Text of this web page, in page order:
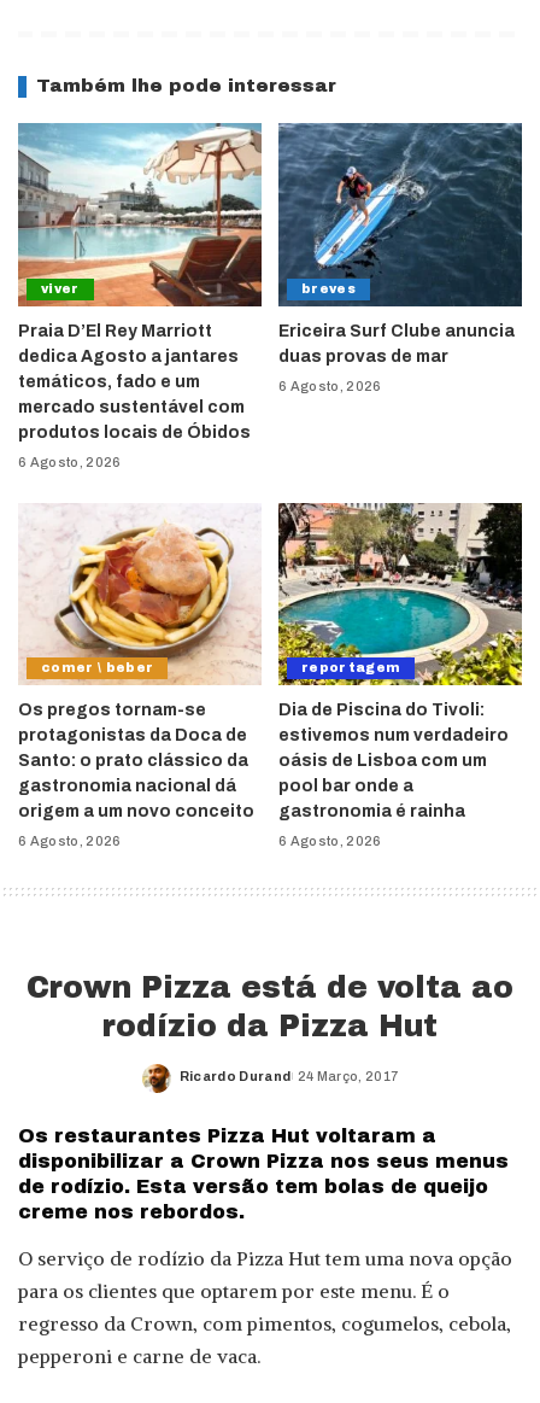
Também lhe pode interessar
viver
Praia D’El Rey Marriott
dedica Agosto a jantares
temáticos, fado e um
mercado sustentável com
produtos locais de Óbidos
6 Agosto, 2026
breves
Ericeira Surf Clube anuncia
duas provas de mar
6 Agosto, 2026
comer \ beber
Os pregos tornam-se
protagonistas da Doca de
Santo: o prato clássico da
gastronomia nacional dá
origem a um novo conceito
6 Agosto, 2026
reportagem
Dia de Piscina do Tivoli:
estivemos num verdadeiro
oásis de Lisboa com um
pool bar onde a
gastronomia é rainha
6 Agosto, 2026
Crown Pizza está de volta ao
rodízio da Pizza Hut
Posted
Ricardo Durand 24 Março, 2017
Os restaurantes Pizza Hut voltaram a
disponibilizar a Crown Pizza nos seus menus
de rodízio. Esta versão tem bolas de queijo
creme nos rebordos.
O serviço de rodízio da Pizza Hut tem uma nova opção
para os clientes que optarem por este menu. É o
regresso da Crown, com pimentos, cogumelos, cebola,
pepperoni e carne de vaca.